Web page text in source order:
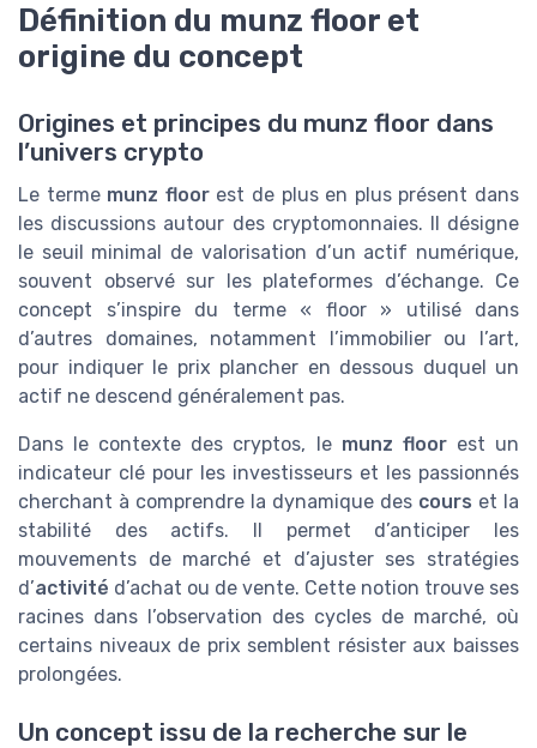
Définition du munz floor et
origine du concept
Origines et principes du munz floor dans
l’univers crypto
Le terme munz floorest de plus en plus présent dans
les discussions autour des cryptomonnaies. Il désigne
le seuil minimal de valorisation d’un actif numérique,
souvent observé sur les plateformes d’échange. Ce
concept s’inspire du terme « floor » utilisé dans
d’autres domaines, notamment l’immobilier ou l’art,
pour indiquer le prix plancher en dessous duquel un
actif ne descend généralement pas.
Dans le contexte des cryptos, le munz floorest un
indicateur clé pour les investisseurs et les passionnés
cherchant à comprendre la dynamique des cours et la
stabilité des actifs. Il permet d’anticiper les
mouvements de marché et d’ajuster ses stratégies
d’activité d’achat ou de vente. Cette notion trouve ses
racines dans l’observation des cycles de marché, où
certains niveaux de prix semblent résister aux baisses
prolongées.
Un concept issu de la recherche sur le